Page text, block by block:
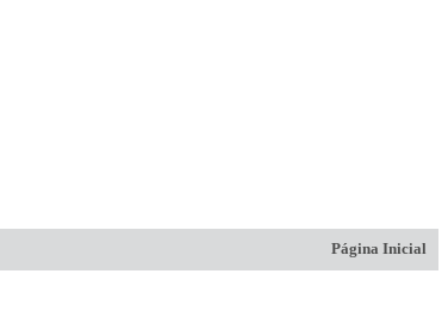
Página Inicial